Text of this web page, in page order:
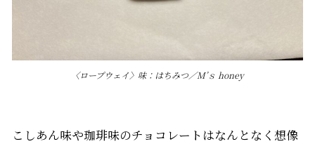
〈ロープウェイ〉味：はちみつ／M’ｓ honey
こしあん味や珈琲味のチョコレートはなんとなく想像